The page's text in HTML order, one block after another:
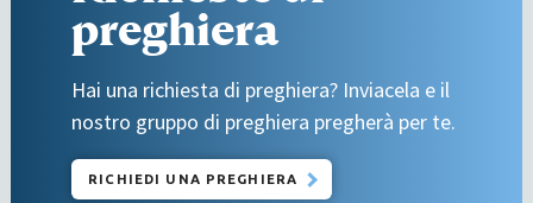
preghiera
Hai una richiesta di preghiera? Inviacela e il
nostro gruppo di preghiera pregherà per te.
RICHIEDI UNA PREGHIERA